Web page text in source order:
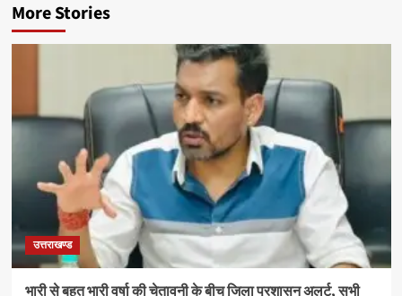
More Stories
उत्तराखण्ड
भारी से बहुत भारी वर्षा की चेतावनी के बीच जिला प्रशासन अलर्ट, सभी